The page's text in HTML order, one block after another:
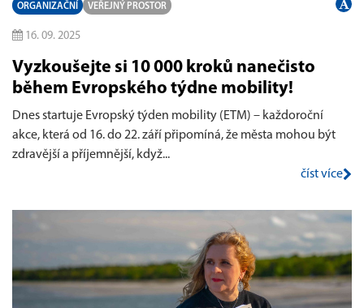
ORGANIZAČNÍ VEŘEJNÝ PROSTOR
16. 09. 2025
Vyzkoušejte si 10 000 kroků nanečisto
během Evropského týdne mobility!
Dnes startuje Evropský týden mobility (ETM) – každoroční
akce, která od 16. do 22. září připomíná, že města mohou být
zdravější a příjemnější, když...
číst více